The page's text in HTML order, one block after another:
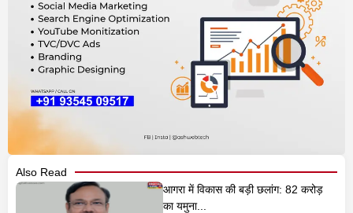
Also Read
आगरा में विकास की बड़ी छलांग: 82 करोड़
का यमुना...